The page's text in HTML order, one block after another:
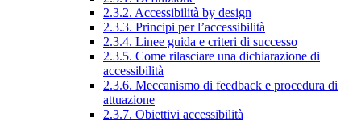
2.3.2. Accessibilità by design
2.3.3. Principi per l’accessibilità
2.3.4. Linee guida e criteri di successo
2.3.5. Come rilasciare una dichiarazione di
accessibilità
2.3.6. Meccanismo di feedback e procedura di
attuazione
2.3.7. Obiettivi accessibilità